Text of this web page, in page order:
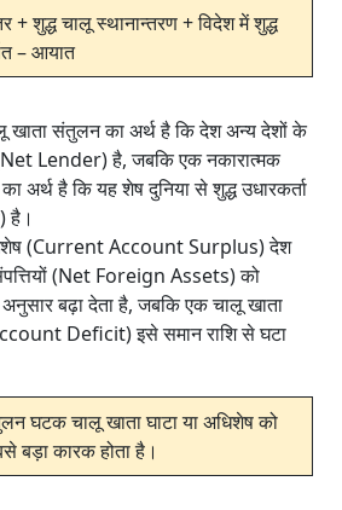
+ शुद्ध चालू स्थानान्तरण + विदेश में शुद्ध
– आयात
खाता संतुलन का अर्थ है कि देश अन्य देशों के
Lender) है, जबकि एक नकारात्मक
अर्थ है कि यह शेष दुनिया से शुद्ध उधारकर्ता
है।
(Current Account Surplus) देश
(Net Foreign Assets) को
बढ़ा देता है, जबकि एक चालू खाता
Deficit) इसे समान राशि से घटा
घटक चालू खाता घाटा या अधिशेष को
बड़ा कारक होता है।